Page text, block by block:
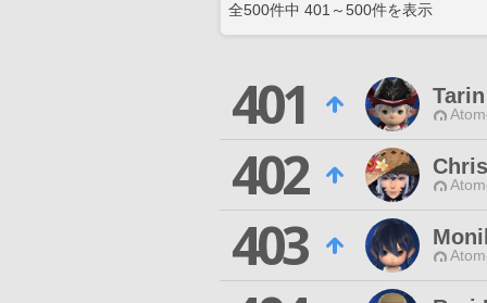
全500件中 401 ～500件を表示
401
402
403